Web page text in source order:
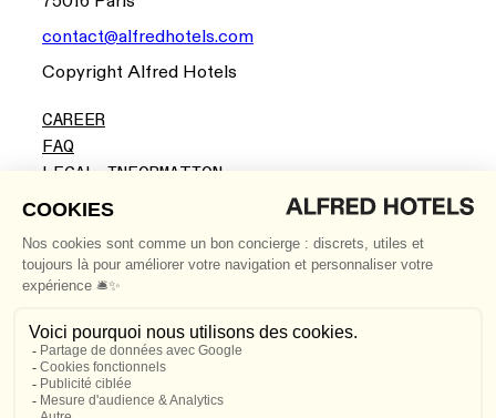
contact@alfredhotels.com
Copyright Alfred Hotels
CAREER
FAQ
LEGAL INFORMATION
CGV
LINKEDIN
INSTAGRAM
Stay informed about the latest news from Alfred
Hotels and enjoy exclusive offers by signing up for
our newsletter.